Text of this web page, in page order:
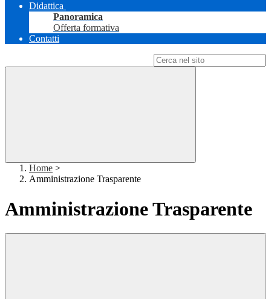
Didattica
Panoramica
Offerta formativa
Contatti
Home >
Amministrazione Trasparente
Amministrazione Trasparente